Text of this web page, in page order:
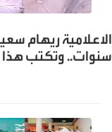
سنوات.. وتكتب هذا